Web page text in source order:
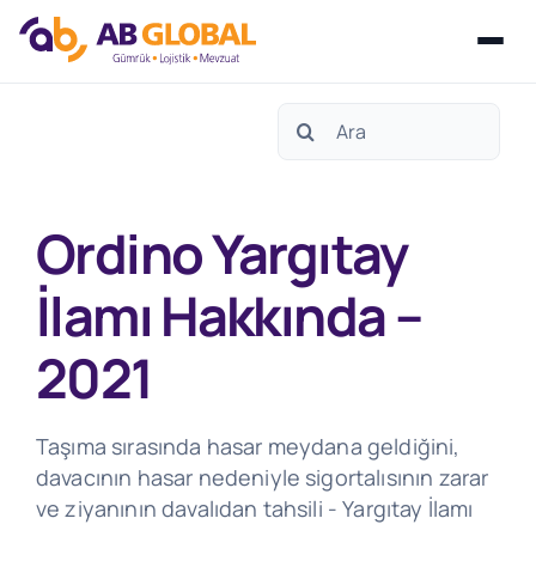
Search
Ordino Yargıtay
İlamı Hakkında –
2021
Taşıma sırasında hasar meydana geldiğini,
davacının hasar nedeniyle sigortalısının zarar
ve ziyanının davalıdan tahsili - Yargıtay İlamı